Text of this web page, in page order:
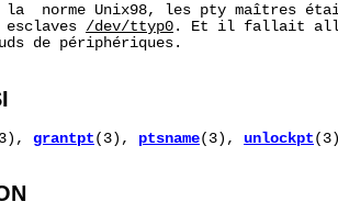
la  norme Unix98, les pty maîtres
esclaves
/dev/ttyp0 . Et il fallait
de périphériques.
grantpt (3), ptsname(3), unlockpt